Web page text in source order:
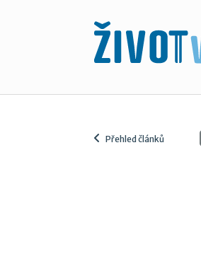
Přehled článků